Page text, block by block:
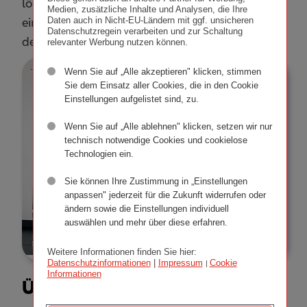
lösungsorientiertem Handeln sorgen wir für ein
einzigartiges Servicenetz für Autohäuser und
deren Kund:innen.
Über uns
Medien, zusätzliche Inhalte und Analysen, die Ihre
Daten auch in Nicht-EU-Ländern mit ggf. unsicheren
Datenschutzregein verarbeiten und zur Schaltung
relevanter Werbung nutzen können.
Wenn Sie auf „Alle akzeptieren" klicken, stimmen
Sie dem Einsatz aller Cookies, die in den Cookie
Einstellungen aufgelistet sind, zu.
Wenn Sie auf „Alle ablehnen" klicken, setzen wir nur
technisch notwendige Cookies und cookielose
Technologien ein.
Sie können Ihre Zustimmung in „Einstellungen
anpassen" jederzeit für die Zukunft widerrufen oder
ändern sowie die Einstellungen individuell
auswählen und mehr über diese erfahren.
Weitere Informationen finden Sie hier:
Datenschutzinformationen| Impressum | Cookie
Informationen